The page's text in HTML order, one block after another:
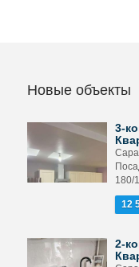
Новые объекты
3-
180/
12
2-